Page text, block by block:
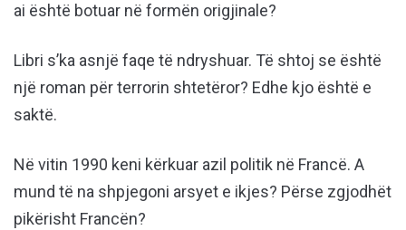
ai është botuar në formën origjinale?
Libri s’ka asnjë faqe të ndryshuar. Të shtoj se është
një roman për terrorin shtetëror? Edhe kjo është e
saktë.
Në vitin 1990 keni kërkuar azil politik në Francë. A
mund të na shpjegoni arsyet e ikjes? Përse zgjodhët
pikërisht Francën?